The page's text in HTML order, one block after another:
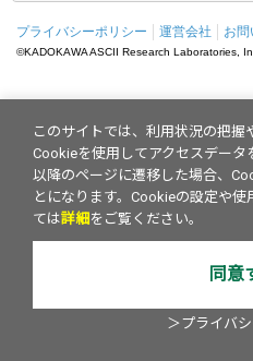
プライバシーポリシー 運営会社 お
©KADOKAWA ASCII Research Laboratories,
このサイトでは、利用状況の把握
Cookieを使用してアクセスデー
以降のページに遷移した場合、
とになります。Cookieの設定や
ては詳細 をご覧ください。
同意
＞プライバ